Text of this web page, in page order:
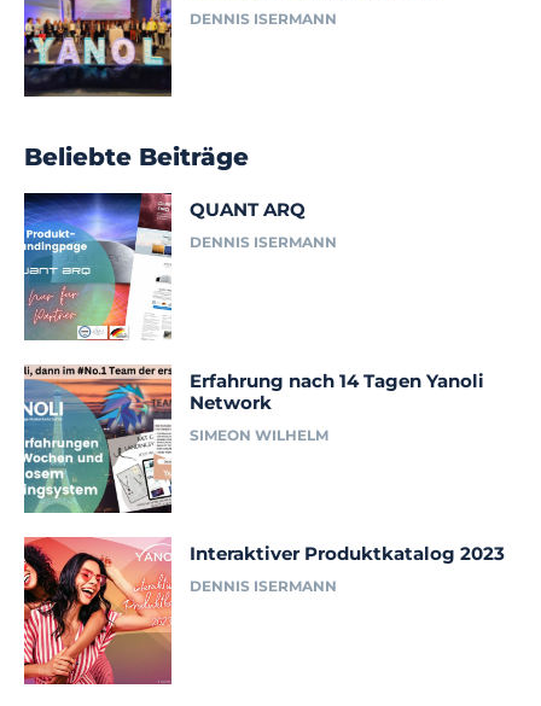
DENNIS ISERMANN
Beliebte Beiträge
QUANT ARQ
DENNIS ISERMANN
Erfahrung nach 14 Tagen Yanoli
Network
SIMEON WILHELM
Interaktiver Produktkatalog 2023
DENNIS ISERMANN